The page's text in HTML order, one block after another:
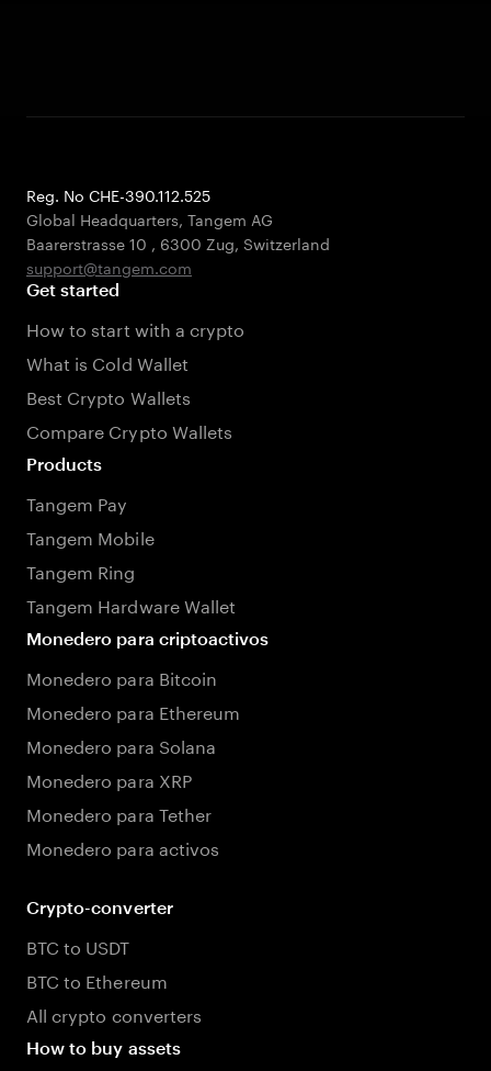
Reg. No CHE-390.112.525
Global Headquarters, Tangem AG
Baarerstrasse 10 , 6300 Zug, Switzerland
support@tangem.com
Get started
How to start with a crypto
What is Cold Wallet
Best Crypto Wallets
Compare Crypto Wallets
Products
Tangem Pay
Tangem Mobile
Tangem Ring
Tangem Hardware Wallet
Monedero para criptoactivos
Monedero para Bitcoin
Monedero para Ethereum
Monedero para Solana
Monedero para XRP
Monedero para Tether
Monedero para activos
Crypto-converter
BTC to USDT
BTC to Ethereum
All crypto converters
How to buy assets